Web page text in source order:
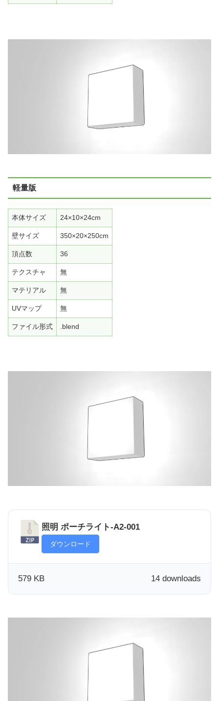
軽量版
本体サイズ 24×10×24cm
壁サイズ 350×20×250cm
頂点数 36
テクスチャ 無
マテリアル 無
UVマップ 無
ファイル形式 .blend
照明 ポーチライト-A2-001
ダウンロード
14 downloads
579 KB